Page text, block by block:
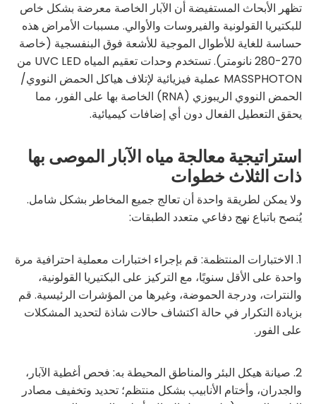
تظهر الأبحاث المستفيضة أن الآبار الخاصة معرضة بشكل خاص
للبكتيريا القولونية والفيروسات والأوالي. مسببات الأمراض هذه
حساسة للغاية للأطوال الموجية للأشعة فوق البنفسجية (خاصة
270-280 نانومتر). تستخدم وحدات تعقيم المياه UVC LED من
MASSPHOTON عملية فيزيائية لإتلاف هياكل الحمض النووي/
الحمض النووي الريبوزي (RNA) الخاصة بها على الفور، مما
يحقق التعطيل الفعال دون أي إضافات كيميائية.
استراتيجية معالجة مياه الآبار الموصى بها
ذات الثلاث خطوات
ولا يمكن لطريقة واحدة أن تعالج جميع المخاطر بشكل شامل.
يُنصح باتباع نهج دفاعي متعدد الطبقات:
1. الاختبارات المنتظمة: قم بإجراء اختبارات معملية احترافية مرة
واحدة على الأقل سنويًا، مع التركيز على البكتيريا القولونية،
والنترات، ودرجة الحموضة، وغيرها من المؤشرات الرئيسية. قم
بزيادة التكرار في حالة اكتشاف حالات شاذة لتحديد المشكلات
على الفور.
2. صيانة هيكل البئر والمناطق المحيطة به: فحص أغطية الآبار،
والجدران، وأختام الأنابيب بشكل منتظم؛ تحديد وتخفيف مصادر